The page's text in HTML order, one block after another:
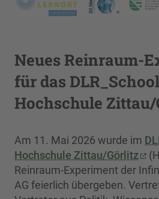
Neues Reinraum-
für das
Hochschule
Am 11. Mai 2026 wurde im
Hochschule Zittau/Görlitz
Reinraum-Experiment der
AG feierlich übergeben.